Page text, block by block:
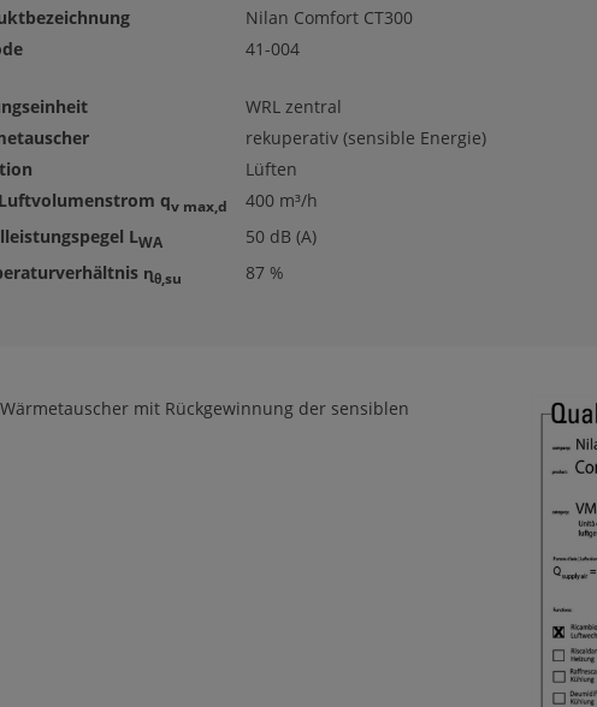
Nilan Comfort CT300
41-004
WRL zentral
rekuperativ (sensible Energie)
Lüften
qv max,d
400 m³/h
LWA
50 dB (A)
ɳθ,su 87 %
mit Rückgewinnung der sensiblen